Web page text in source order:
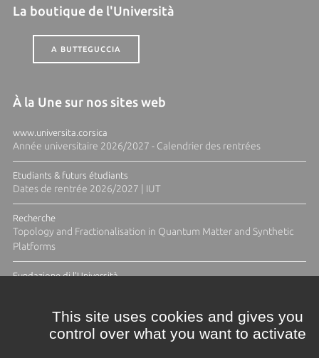
La boutique de l'Università
A BUTTEGUCCIA
À la Une sur nos sites web
www.universita.corsica
Année universitaire 2026/2027 - Calendrier des rentrées
Etudiants & futurs étudiants
Dates de rentrée 2026/2027 | IUT
Recherche
Topology and Fractionalisation in Quantum Matter and Synthetic
Platforms
Fundazione di l'Università
This site uses cookies and gives you
control over what you want to activate